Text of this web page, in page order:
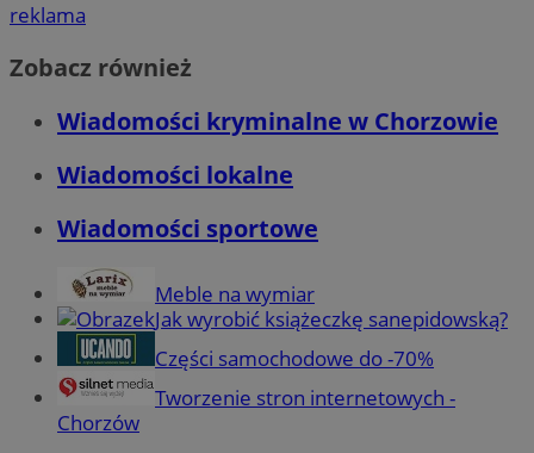
reklama
Zobacz również
Wiadomości kryminalne w Chorzowie
Wiadomości lokalne
Wiadomości sportowe
Meble na wymiar
Jak wyrobić książeczkę sanepidowską?
Części samochodowe do -70%
Tworzenie stron internetowych -
Chorzów